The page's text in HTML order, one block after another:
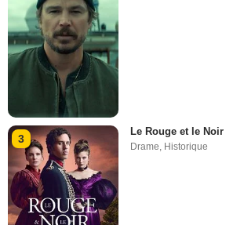
3
Le Rouge et le Noir
Drame, Historique